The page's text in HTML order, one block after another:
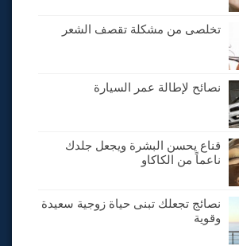
تخلصى من مشكلة تقصف الشعر
نصائح لإطالة عمر السيارة
قناع يحسن البشرة ويجعل جلدك
ناعماً من الكاكاو
نصائج تجعلك تبنى حياة زوجية سعيدة
وقوية